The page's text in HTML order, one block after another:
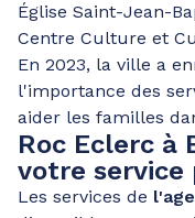
Église Saint-Jean-
Centre Culture et
En 2023, la ville a
l'importance des
aider les familles
Roc Eclerc à
votre service
Les services de